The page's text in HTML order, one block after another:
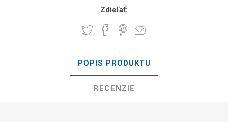
Zdieľať:
POPIS PRODUKTU
RECENZIE